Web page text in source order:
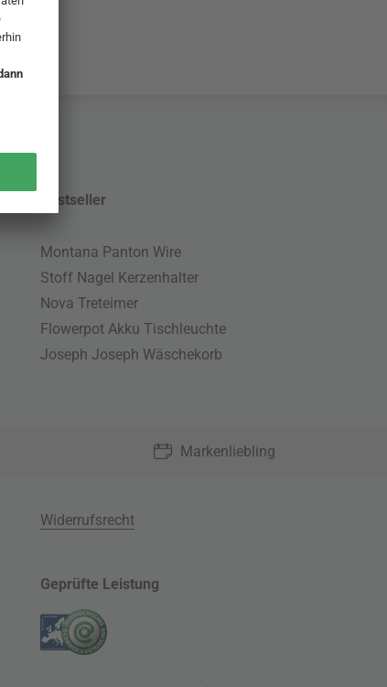
Bestseller
Montana Panton Wire
Stoff Nagel Kerzenhalter
Nova Treteimer
Flowerpot Akku Tischleuchte
Joseph Joseph Wäschekorb
Markenliebling
Widerrufsrecht
Geprüfte Leistung